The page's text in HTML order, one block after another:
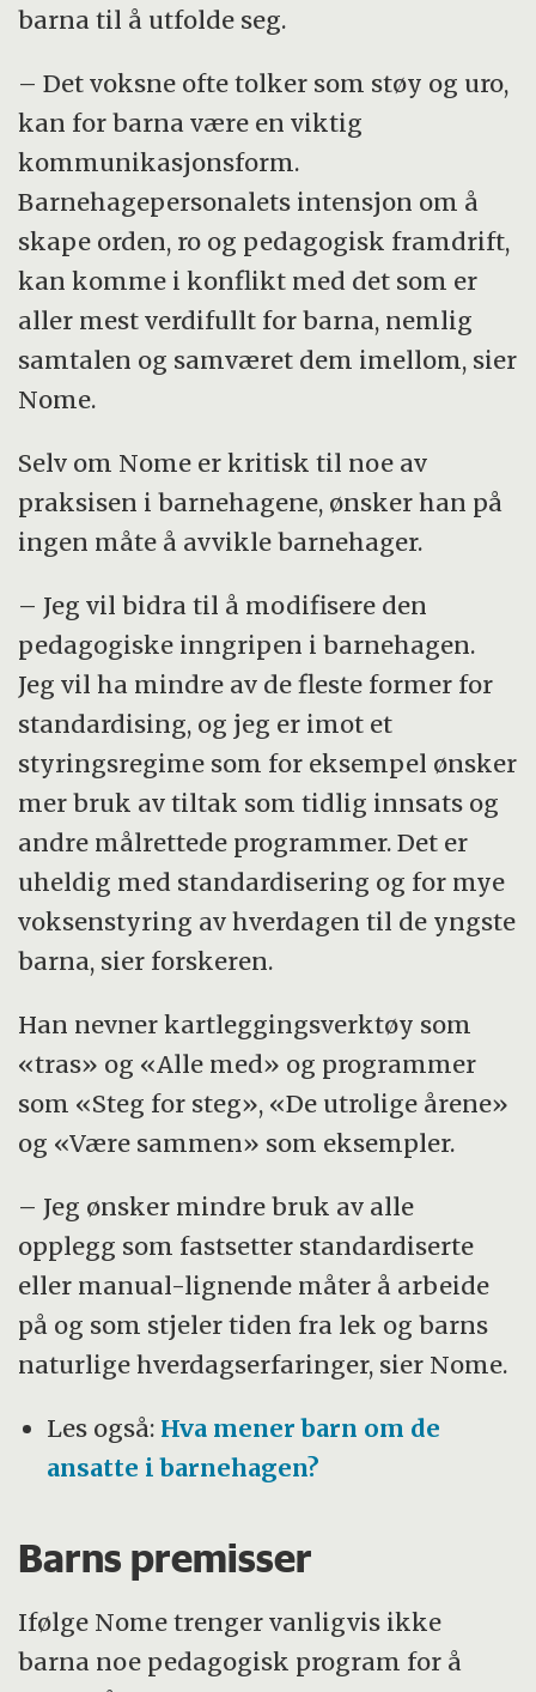
barna til å utfolde seg.
– Det voksne ofte tolker som støy og uro,
kan for barna være en viktig
kommunikasjonsform.
Barnehagepersonalets intensjon om å
skape orden, ro og pedagogisk framdrift,
kan komme i konflikt med det som er
aller mest verdifullt for barna, nemlig
samtalen og samværet dem imellom, sier
Nome.
Selv om Nome er kritisk til noe av
praksisen i barnehagene, ønsker han på
ingen måte å avvikle barnehager.
– Jeg vil bidra til å modifisere den
pedagogiske inngripen i barnehagen.
Jeg vil ha mindre av de fleste former for
standardising, og jeg er imot et
styringsregime som for eksempel ønsker
mer bruk av tiltak som tidlig innsats og
andre målrettede programmer. Det er
uheldig med standardisering og for mye
voksenstyring av hverdagen til de yngste
barna, sier forskeren.
Han nevner kartleggingsverktøy som
«tras» og «Alle med» og programmer
som «Steg for steg», «De utrolige årene»
og «Være sammen» som eksempler.
– Jeg ønsker mindre bruk av alle
opplegg som fastsetter standardiserte
eller manual-lignende måter å arbeide
på og som stjeler tiden fra lek og barns
naturlige hverdagserfaringer, sier Nome.
Les også: Hva mener barn om de
ansatte i barnehagen?
Barns premisser
Ifølge Nome trenger vanligvis ikke
barna noe pedagogisk program for å